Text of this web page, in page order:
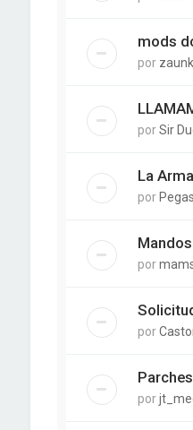
mods
por
porSir
La
por
por
por
por